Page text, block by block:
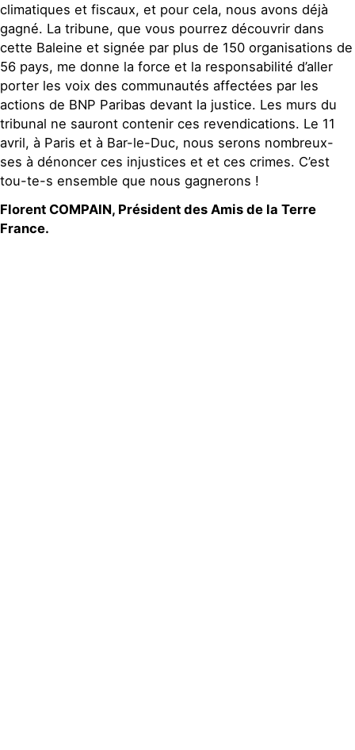
climatiques et fiscaux, et pour cela, nous avons déjà
gagné. La tribune, que vous pourrez découvrir dans
cette Baleine et signée par plus de 150 organisations de
56 pays, me donne la force et la responsabilité d’aller
porter les voix des communautés affectées par les
actions de BNP Paribas devant la justice. Les murs du
tribunal ne sauront contenir ces revendications. Le 11
avril, à Paris et à Bar-le-Duc, nous serons nombreux-
ses à dénoncer ces injustices et et ces crimes. C’est
tou-te-s ensemble que nous gagnerons !
Florent COMPAIN, Président des Amis de la Terre
France.